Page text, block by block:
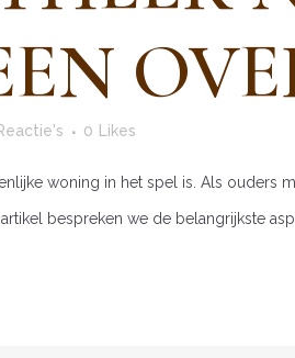
0 Likes
woning in het spel is. Als ouders
bespreken we de belangrijkste